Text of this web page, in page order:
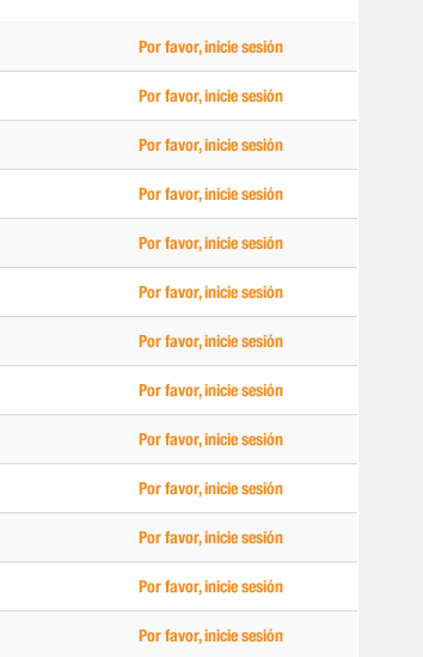
Por favor, inicie sesión
Por favor, inicie sesión
Por favor, inicie sesión
Por favor, inicie sesión
Por favor, inicie sesión
Por favor, inicie sesión
Por favor, inicie sesión
Por favor, inicie sesión
Por favor, inicie sesión
Por favor, inicie sesión
Por favor, inicie sesión
Por favor, inicie sesión
Por favor, inicie sesión